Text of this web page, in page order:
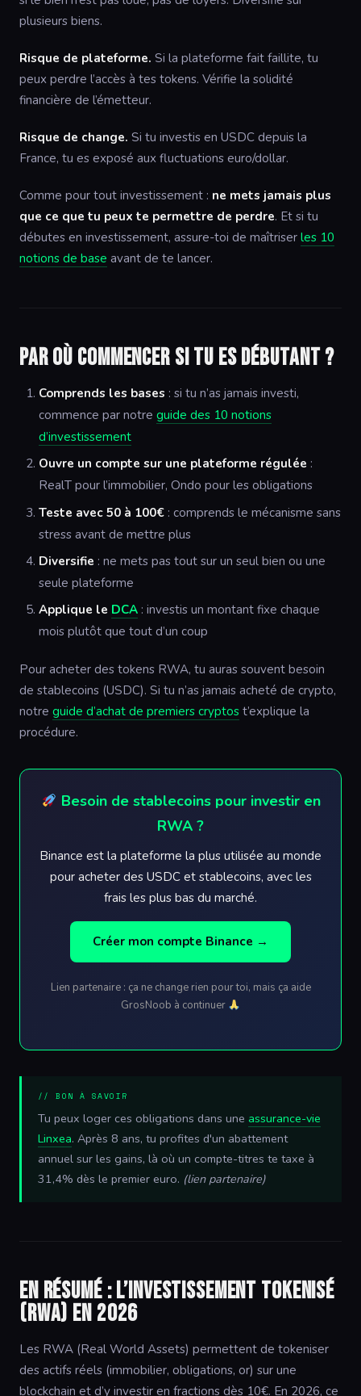
plusieurs biens.
Risque de plateforme. Si la plateforme fait faillite, tu
peux perdre l’accès à tes tokens. Vérifie la solidité
financière de l’émetteur.
Risque de change. Si tu investis en USDC depuis la
France, tu es exposé aux fluctuations euro/dollar.
Comme pour tout investissement : ne mets jamais plus
que ce que tu peux te permettre de perdre. Et si tu
débutes en investissement, assure-toi de maîtriser les 10
notions de base avant de te lancer.
Par où commencer si tu es débutant ?
Comprends les bases : si tu n’as jamais investi,
commence par notre guide des 10 notions
d’investissement
Ouvre un compte sur une plateforme régulée :
RealT pour l’immobilier, Ondo pour les obligations
Teste avec 50 à 100€ : comprends le mécanisme sans
stress avant de mettre plus
Diversifie : ne mets pas tout sur un seul bien ou une
seule plateforme
Applique le DCA : investis un montant fixe chaque
mois plutôt que tout d’un coup
Pour acheter des tokens RWA, tu auras souvent besoin
de stablecoins (USDC). Si tu n’as jamais acheté de crypto,
notre guide d’achat de premiers cryptos t’explique la
procédure.
Besoin de stablecoins pour investir en
RWA ?
Binance est la plateforme la plus utilisée au monde
pour acheter des USDC et stablecoins, avec les
frais les plus bas du marché.
Créer mon compte Binance →
Lien partenaire : ça ne change rien pour toi, mais ça aide
GrosNoob à continuer
// BON À SAVOIR
Tu peux loger ces obligations dans une assurance-vie
Linxea. Après 8 ans, tu profites d'un abattement
annuel sur les gains, là où un compte-titres te taxe à
31,4% dès le premier euro. (lien partenaire)
En résumé : l’investissement tokenisé
(RWA) en 2026
Les RWA (Real World Assets) permettent de tokeniser
des actifs réels (immobilier, obligations, or) sur une
blockchain et d’y investir en fractions dès 10€. En 2026, ce